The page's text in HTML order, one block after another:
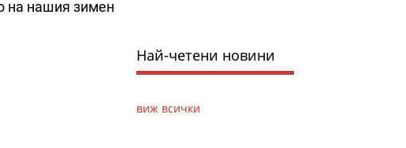
на нашия зимен
Най-четени новини
виж всички